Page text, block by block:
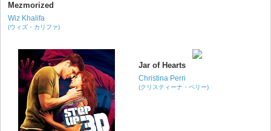
Mezmorized
Wiz Khalifa
(ウィズ・カリファ)
Jar of Hearts
Christina Perri
(クリスティーナ・ペリー)